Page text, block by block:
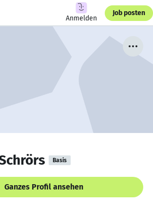
Anmelden
Job posten
Basis
Ganzes Profil ansehen